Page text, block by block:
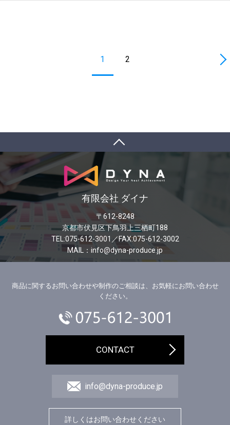
1 2
有限会社 ダイナ
〒612-8248
京都市伏見区下鳥羽上三栖町188
TEL:075-612-3001／FAX:075-612-3002
MAIL：info@dyna-produce.jp
商品に関するお問い合わせや制作のご相談は、お気軽にお問い合わせ
ください。
CONTACT
info@dyna-produce.jp
詳しくはお問い合わせください